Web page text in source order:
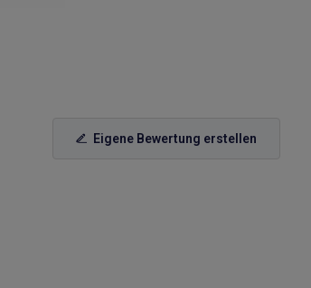
Eigene Bewertung erstellen